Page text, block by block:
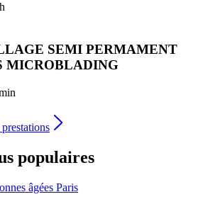
SEMI PERMAMENT
MICROBLADING
populaires
âgées Paris